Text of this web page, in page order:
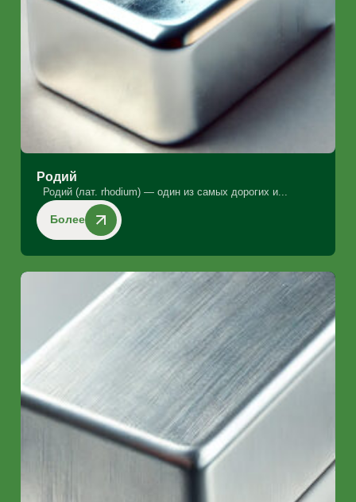
Родий
Родий (лат. rhodium) — один из самых дорогих и...
Более